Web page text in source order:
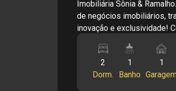
Imobiliária Sônia &
de negócios imobiliários,
inovação e exclusividade! Cód.: L34609
Apartamento padrão na
dormitórios - Sala - Cozinha americana
- Banheiro social - Área de serviço -
Aquecedor a gás - Completo em
2
Dorm.
1
Banho
1
Garagem